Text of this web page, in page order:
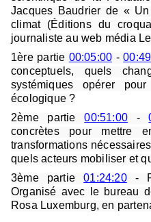
Jacques Baudrier de «
climat (Éditions du
journaliste au web média
1ère partie 00:05:00 -
conceptuels, quels
systémiques opérer
écologique ?
2ème partie00:51:00-
concrètes pour mettre
transformations
quels acteurs mobiliser et
3ème partie01:24:20-
Organisé avec le bureau
Rosa Luxemburg, en